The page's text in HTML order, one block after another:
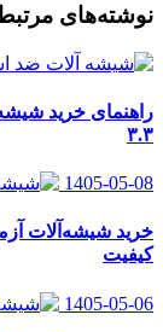
نوشته‌های
راهنمای خرید
۳.۳
1405-05-08
کیفیت
1405-05-06